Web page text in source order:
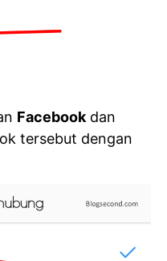
Facebookdan
tersebut dengan